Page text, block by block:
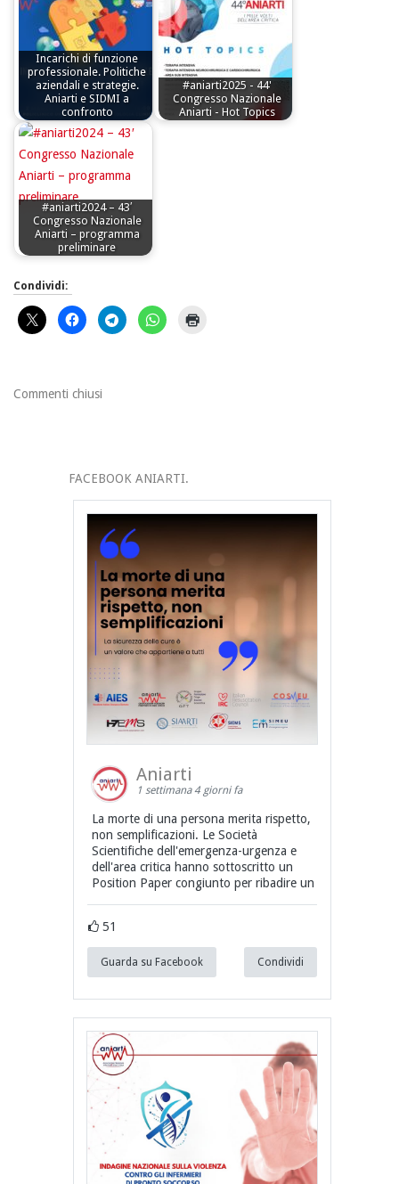
Incarichi di funzione
professionale. Politiche
aziendali e strategie.
Aniarti e SIDMI a
confronto
#aniarti2025 - 44'
Congresso Nazionale
Aniarti - Hot Topics
#aniarti2024 – 43′
Congresso Nazionale
Aniarti – programma
preliminare
Condividi:
Commenti chiusi
FACEBOOK ANIARTI.
Aniarti
1 settimana 4 giorni fa
La morte di una persona merita rispetto,
non semplificazioni. Le Società
Scientifiche dell'emergenza-urgenza e
dell'area critica hanno sottoscritto un
Position Paper congiunto per ribadire un
51
Guarda su Facebook Condividi